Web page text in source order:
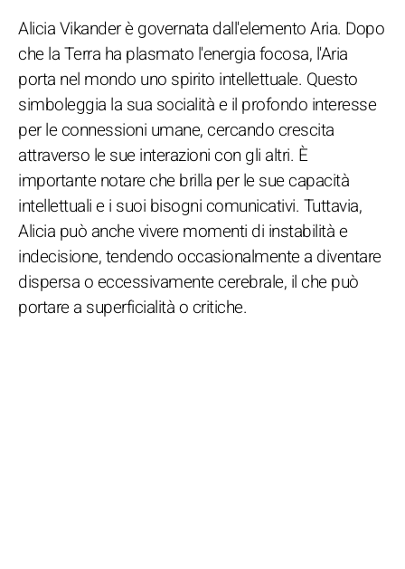
Alicia Vikander è governata dall'elemento Aria. Dopo
che la Terra ha plasmato l'energia focosa, l'Aria
porta nel mondo uno spirito intellettuale. Questo
simboleggia la sua socialità e il profondo interesse
per le connessioni umane, cercando crescita
attraverso le sue interazioni con gli altri. È
importante notare che brilla per le sue capacità
intellettuali e i suoi bisogni comunicativi. Tuttavia,
Alicia può anche vivere momenti di instabilità e
indecisione, tendendo occasionalmente a diventare
dispersa o eccessivamente cerebrale, il che può
portare a superficialità o critiche.